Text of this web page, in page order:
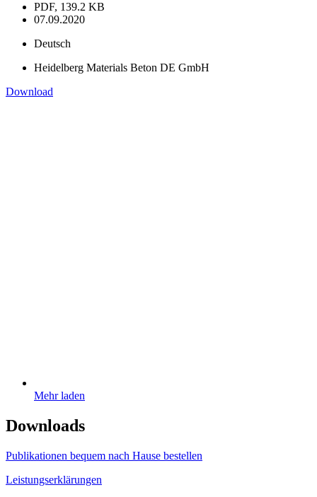
PDF, 139.2 KB
07.09.2020
Deutsch
Heidelberg Materials Beton DE GmbH
Download
Mehr laden
Downloads
Publikationen bequem nach Hause bestellen
Leistungserklärungen